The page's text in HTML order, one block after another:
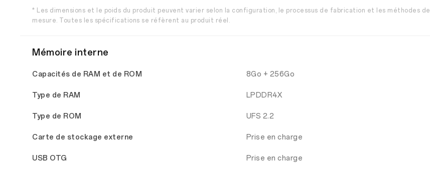
* Les dimensions et le poids du produit peuvent varier selon la configuration, le processus de fabrication et les méthodes de
mesure. Toutes les spécifications se réfèrent au produit réel.
Mémoire interne
Capacités de RAM et de ROM 8Go + 256Go
Type de RAM LPDDR4X
Type de ROM UFS 2.2
Carte de stockage externe Prise en charge
USB OTG Prise en charge